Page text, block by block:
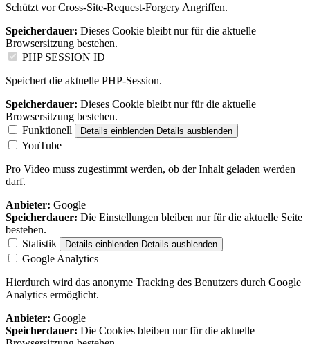
Schützt vor Cross-Site-Request-Forgery Angriffen.
Speicherdauer: Dieses Cookie bleibt nur für die aktuelle
Browsersitzung bestehen.
PHP SESSION ID
Speichert die aktuelle PHP-Session.
Speicherdauer: Dieses Cookie bleibt nur für die aktuelle
Browsersitzung bestehen.
Funktionell
Details einblenden Details ausblenden
YouTube
Pro Video muss zugestimmt werden, ob der Inhalt geladen werden
darf.
Anbieter: Google
Speicherdauer: Die Einstellungen bleiben nur für die aktuelle Seite
bestehen.
Statistik
Details einblenden Details ausblenden
Google Analytics
Hierdurch wird das anonyme Tracking des Benutzers durch Google
Analytics ermöglicht.
Anbieter: Google
Speicherdauer: Die Cookies bleiben nur für die aktuelle